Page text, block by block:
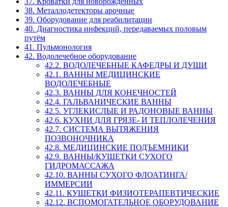
38. Металлодетекторы арочные
39. Оборудование для реабилитации
40. Диагностика инфекций, передаваемых половым
путём
41. Пульмонология
42. Водолечебное оборудование
42.2. ВОДОЛЕЧЕБНЫЕ КАФЕДРЫ И ДУШИ
42.1. ВАННЫ МЕДИЦИНСКИЕ
ВОДОЛЕЧЕБНЫЕ
42.3. ВАННЫ ДЛЯ КОНЕЧНОСТЕЙ
42.4. ГАЛЬВАНИЧЕСКИЕ ВАННЫ
42.5. УГЛЕКИСЛЫЕ И РАДОНОВЫЕ ВАННЫ
42.6. КУХНИ ДЛЯ ГРЯЗЕ- И ТЕПЛОЛЕЧЕНИЯ
42.7. СИСТЕМА ВЫТЯЖЕНИЯ
ПОЗВОНОЧНИКА
42.8. МЕДИЦИНСКИЕ ПОДЪЕМНИКИ
42.9. ВАННЫ/КУШЕТКИ СУХОГО
ГИДРОМАССАЖА
42.10. ВАННЫ СУХОГО ФЛОАТИНГА/
ИММЕРСИИ
42.11. КУШЕТКИ ФИЗИОТЕРАПЕВТИЧЕСКИЕ
42.12. ВСПОМОГАТЕЛЬНОЕ ОБОРУДОВАНИЕ